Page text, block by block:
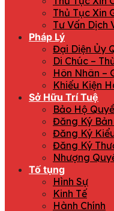
Thủ Tục Xin
Tư Vấn Dịch
Pháp Lý
Đại Diện Ủy
Di Chúc –
Hôn Nhân –
Khiếu Kiện
Sở Hữu Trí Tuệ
Bảo Hộ
Đăng Ký
Đăng Ký
Đăng Ký
Nhượng
Tố tụng
Hình Sự
Kinh Tế
Hành Chính